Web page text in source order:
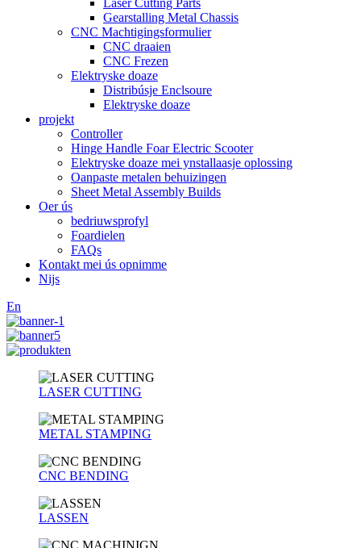
Laser Cutting Parts
Gearstalling Metal Chassis
CNC Machtigingsformulier
CNC draaien
CNC Frezen
Elektryske doaze
Distribúsje Enclsoure
Elektryske doaze
projekt
Controller
Hinge Handle Foar Electric Scooter
Elektryske doaze mei ynstallaasje oplossing
Oanpaste metalen behuizingen
Sheet Metal Assembly Builds
Oer ús
bedriuwsprofyl
Foardielen
FAQs
Kontakt mei ús opnimme
Nijs
En
LASER CUTTING
METAL STAMPING
CNC BENDING
LASSEN